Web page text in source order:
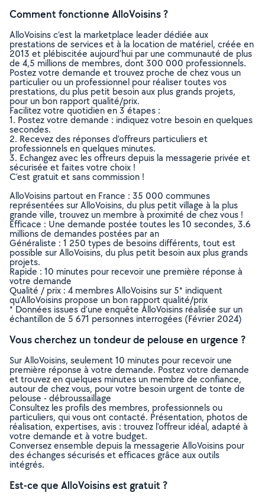
Comment fonctionne AlloVoisins ?
AlloVoisins c’est la marketplace leader dédiée aux
prestations de services et à la location de matériel, créée en
2013 et plébiscitée aujourd’hui par une communauté de plus
de 4,5 millions de membres, dont 300 000 professionnels.
Postez votre demande et trouvez proche de chez vous un
particulier ou un professionnel pour réaliser toutes vos
prestations, du plus petit besoin aux plus grands projets,
pour un bon rapport qualité/prix.
Facilitez votre quotidien en 3 étapes :
1. Postez votre demande : indiquez votre besoin en quelques
secondes.
2. Recevez des réponses d’offreurs particuliers et
professionnels en quelques minutes.
3. Echangez avec les offreurs depuis la messagerie privée et
sécurisée et faites votre choix !
C’est gratuit et sans commission !
AlloVoisins partout en France : 35 000 communes
représentées sur AlloVoisins, du plus petit village à la plus
grande ville, trouvez un membre à proximité de chez vous !
Efficace : Une demande postée toutes les 10 secondes, 3.6
millions de demandes postées par an
Généraliste : 1 250 types de besoins différents, tout est
possible sur AlloVoisins, du plus petit besoin aux plus grands
projets.
Rapide : 10 minutes pour recevoir une première réponse à
votre demande
Qualité / prix : 4 membres AlloVoisins sur 5* indiquent
qu’AlloVoisins propose un bon rapport qualité/prix
* Données issues d’une enquête AlloVoisins réalisée sur un
échantillon de 5 671 personnes interrogées (Février 2024)
Vous cherchez un tondeur de pelouse en urgence ?
Sur AlloVoisins, seulement 10 minutes pour recevoir une
première réponse à votre demande. Postez votre demande
et trouvez en quelques minutes un membre de confiance,
autour de chez vous, pour votre besoin urgent de tonte de
pelouse - débroussaillage
Consultez les profils des membres, professionnels ou
particuliers, qui vous ont contacté. Présentation, photos de
réalisation, expertises, avis : trouvez l'offreur idéal, adapté à
votre demande et à votre budget.
Conversez ensemble depuis la messagerie AlloVoisins pour
des échanges sécurisés et efficaces grâce aux outils
intégrés.
Est-ce que AlloVoisins est gratuit ?